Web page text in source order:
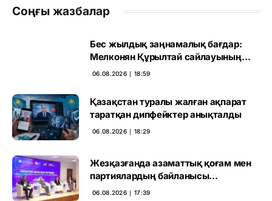
Соңғы жазбалар
Бес жылдық заңнамалық бағдар:
Мелконян Құрылтай сайлауының
маңызын бағалады
06.08.2026 ∣ 18:59
Қазақстан туралы жалған ақпарат
таратқан дипфейктер анықталды
06.08.2026 ∣ 18:29
Жезқазғанда азаматтық қоғам мен
партиялардың байланысы
талқыланды
06.08.2026 ∣ 17:39